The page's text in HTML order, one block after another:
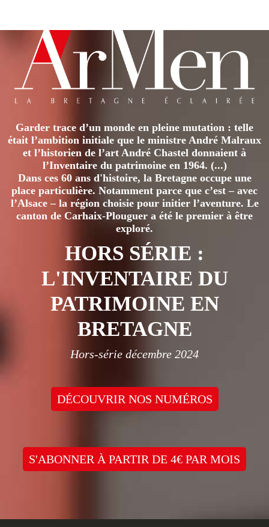
plusieurs
variations.
Les
options
peuvent
choisies
sur
la
page
du
produit
Garder trace d’un monde en pleine mutation : telle
était l’ambition initiale que le ministre André Malraux
et l’historien de l’art André Chastel donnaient à
l’Inventaire du patrimoine en 1964. (...)
Dans ces 60 ans d'histoire, la Bretagne occupe une
place particulière. Notamment parce que c’est – avec
l’Alsace – la région choisie pour initier l’aventure. Le
canton de Carhaix-Plouguer a été le premier à être
exploré.
HORS SÉRIE :
L'INVENTAIRE DU
PATRIMOINE EN
BRETAGNE
Hors-série décembre 2024
DÉCOUVRIR NOS NUMÉROS
S'ABONNER À PARTIR DE 4€ PAR MOIS